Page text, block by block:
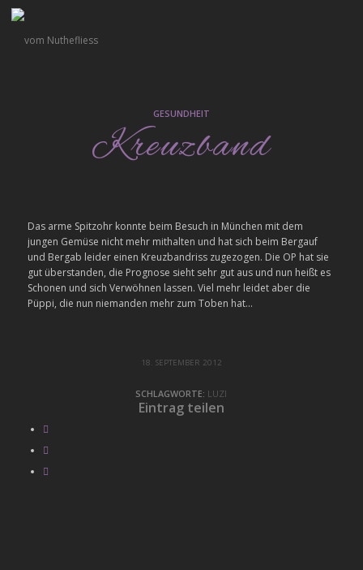
GESUNDHEIT
Kreuzband
Das arme Spitzohr konnte beim Besuch in München mit dem
jungen Gemüse nicht mehr mithalten und hat sich beim Bergauf
und Bergab leider einen Kreuzbandriss zugezogen. Die OP hat sie
gut überstanden, die Prognose sieht sehr gut aus und nun heißt es
Schonen und sich Verwöhnen lassen. Viel mehr leidet aber die
Püppi, die nun niemanden mehr zum Toben hat…
18. SEPTEMBER 2012
SCHLAGWORTE: LUZI
Eintrag teilen